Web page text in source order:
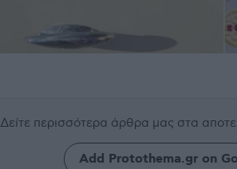
Δείτε περισσότερα άρθρα μας στα
Add Protothema.gr on